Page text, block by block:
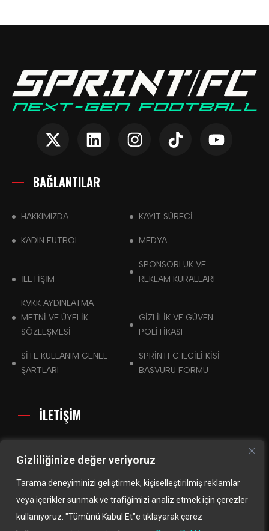
Gizliliğinize değer veriyoruz
Tarama deneyiminizi geliştirmek, kişiselleştirilmiş reklamlar
veya içerikler sunmak ve trafiğimizi analiz etmek için çerezler
kullanıyoruz. "Tümünü Kabul Et"e tıklayarak çerez
BAĞLANTILAR
HAKKIMIZDA KAYIT SÜRECİ
KADIN FUTBOL MEDYA
İLETİŞİM
SPONSORLUK VE
REKLAM KURALLARI
KVKK AYDINLATMA
METNI VE ÜYELIK
SÖZLEŞMESI
GIZLILIK VE GÜVEN
POLITIKASI
SITE KULLANIM GENEL
ŞARTLARI
SPRINTFC ILGILI KISI
BASVURU FORMU
İLETİŞİM
Kadıköy / İstanbul / TURKEY